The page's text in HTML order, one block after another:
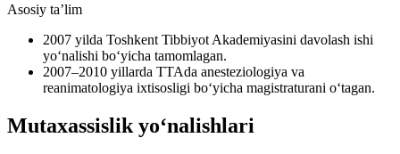
Asosiy ta’lim
2007 yilda Toshkent Tibbiyot Akademiyasini davolash ishi
yo‘nalishi bo‘yicha tamomlagan.
2007–2010 yillarda TTAda anesteziologiya va
reanimatologiya ixtisosligi bo‘yicha magistraturani o‘tagan.
Mutaxassislik yo‘nalishlari